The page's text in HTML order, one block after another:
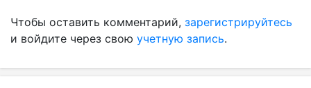
Чтобы оставить комментарий, зарегистрируйтесь
и войдите через свою учетную запись.